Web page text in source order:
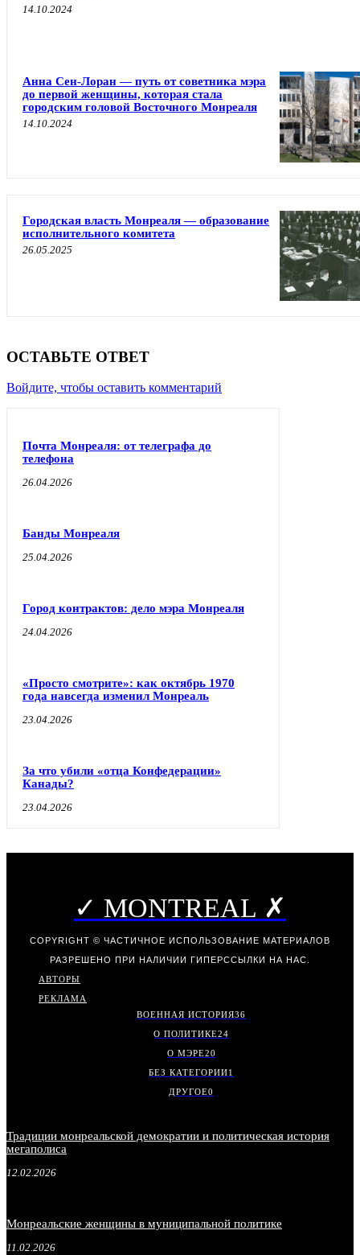
14.10.2024
Анна Сен-Лоран — путь от советника мэра
до первой женщины, которая стала
городским головой Восточного Монреаля
14.10.2024
Городская власть Монреаля — образование
исполнительного комитета
26.05.2025
ОСТАВЬТЕ ОТВЕТ
Войдите, чтобы оставить комментарий
Почта Монреаля: от телеграфа до
телефона
26.04.2026
Банды Монреаля
25.04.2026
Город контрактов: дело мэра Монреаля
24.04.2026
«Просто смотрите»: как октябрь 1970
года навсегда изменил Монреаль
23.04.2026
За что убили «отца Конфедерации»
Канады?
23.04.2026
✓ MONTREAL ✗
COPYRIGHT © ЧАСТИЧНОЕ ИСПОЛЬЗОВАНИЕ МАТЕРИАЛОВ
РАЗРЕШЕНО ПРИ НАЛИЧИИ ГИПЕРССЫЛКИ НА НАС.
АВТОРЫ
РЕКЛАМА
ВОЕННАЯ ИСТОРИЯ36
О ПОЛИТИКЕ24
О МЭРЕ20
БЕЗ КАТЕГОРИИ1
ДРУГОЕ0
Традиции монреальской демократии и политическая история
мегаполиса
12.02.2026
Монреальские женщины в муниципальной политике
11.02.2026